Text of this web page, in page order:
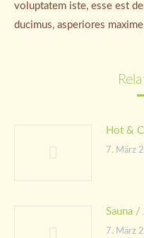
voluptatem iste, esse est
ducimus, asperiores
Hot &
7. März
Sauna /
7. März